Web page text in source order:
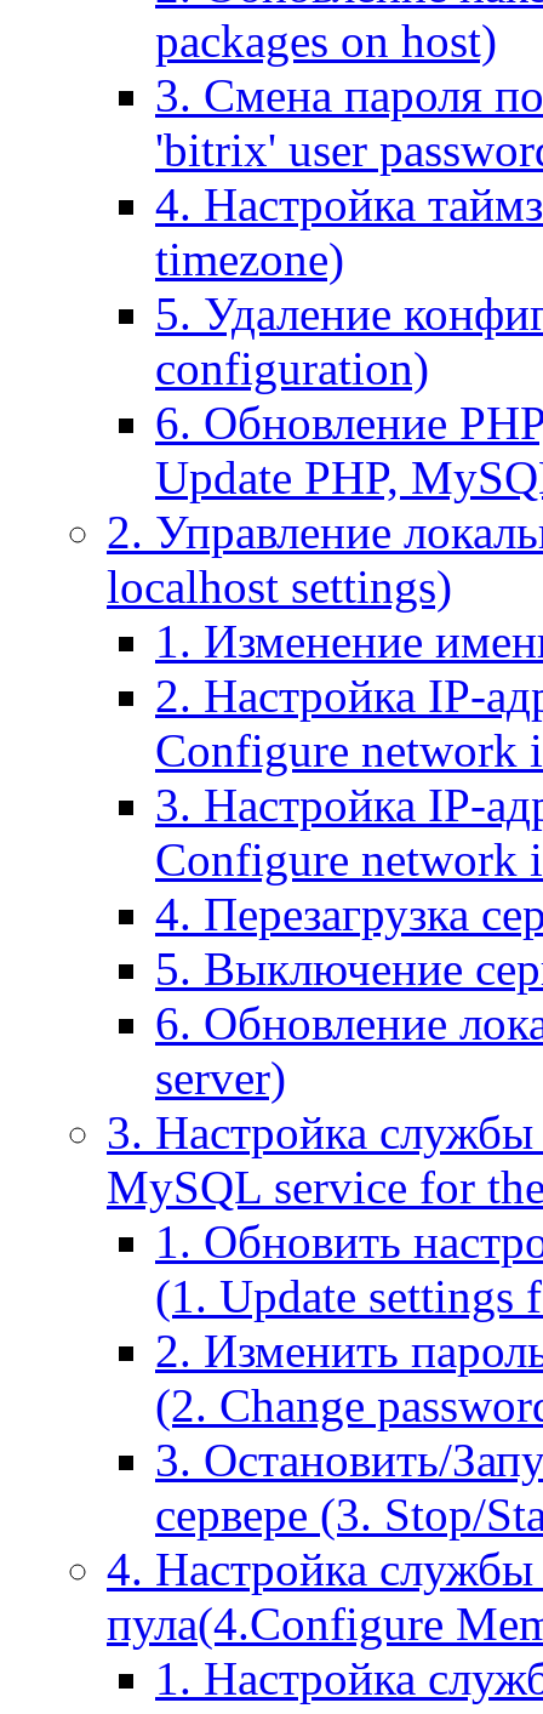
packages on host)
3. Смена пароля
'bitrix' user
4. Настройка
timezone)
5. Удаление
configuration)
6. Обновление
Update PHP,
2. Управление
localhost settings)
1. Изменение
2. Настройка IP-
Configure network
3. Настройка IP-
Configure network
4. Перезагрузка
5. Выключение
6. Обновление
server)
3. Настройка
MySQL service for
1. Обновить
(1. Update settings
2. Изменить
(2. Change
3. Остановить/
сервере (3. Stop/
4. Настройка
пула(4.Configure
1. Настройка